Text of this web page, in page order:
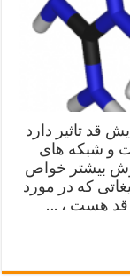
قد تاثیر دارد
و شبکه های
بیشتر خواص
که در مورد
قد هست ، …